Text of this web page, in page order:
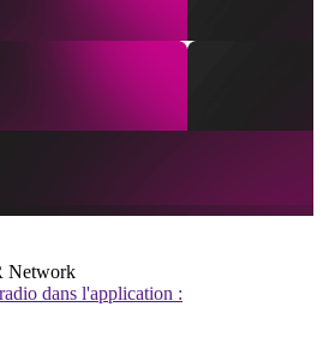
Network
dans l'application :